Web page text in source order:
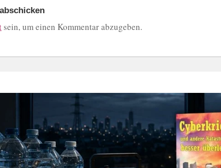
sein, um einen Kommentar abzugeben.